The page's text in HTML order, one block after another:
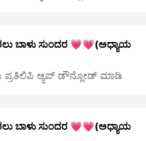
ಬಾಳು ಸುಂದರ 💗💗(ಅಧ್ಯಾಯ
ಪ್ರತಿಲಿಪಿ ಆ್ಯಪ್ ಡೌನ್ಲೋಡ್ ಮಾಡಿ
ಬಾಳು ಸುಂದರ 💗💗(ಅಧ್ಯಾಯ